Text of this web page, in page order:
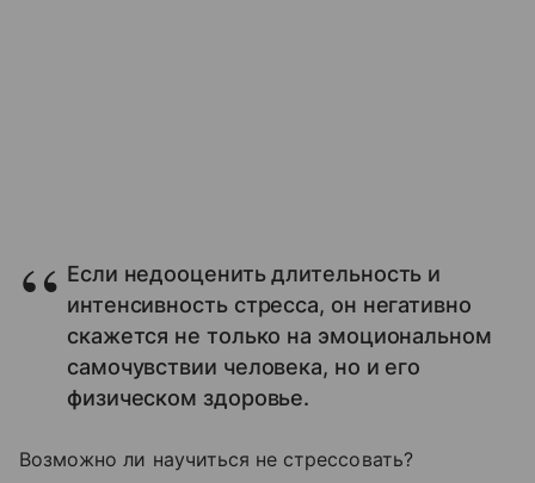
Если недооценить длительность и
интенсивность стресса, он негативно
скажется не только на эмоциональном
самочувствии человека, но и его
физическом здоровье.
Возможно ли научиться не стрессовать?